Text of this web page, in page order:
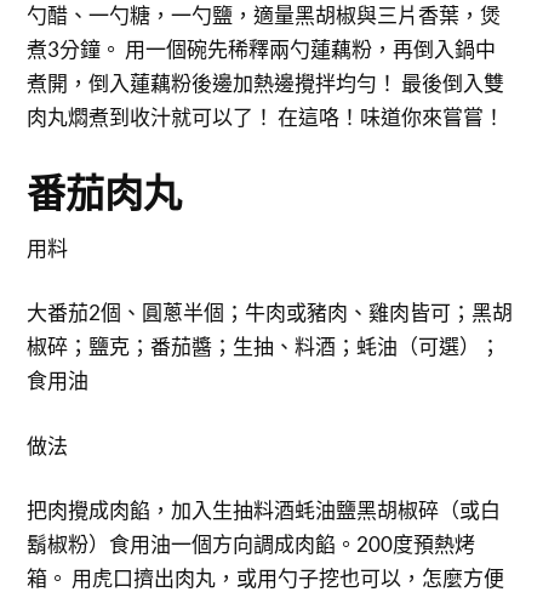
勺醋、一勺糖，一勺鹽，適量黑胡椒與三片香葉，煲
煮3分鐘。 用一個碗先稀釋兩勺蓮藕粉，再倒入鍋中
煮開，倒入蓮藕粉後邊加熱邊攪拌均勻！ 最後倒入雙
肉丸燜煮到收汁就可以了！ 在這咯！味道你來嘗嘗！
番茄肉丸
用料
大番茄2個、圓蔥半個；牛肉或豬肉、雞肉皆可；黑胡
椒碎；鹽克；番茄醬；生抽、料酒；蚝油（可選）；
食用油
做法
把肉攪成肉餡，加入生抽料酒蚝油鹽黑胡椒碎（或白
鬍椒粉）食用油一個方向調成肉餡。200度預熱烤
箱。 用虎口擠出肉丸，或用勺子挖也可以，怎麼方便